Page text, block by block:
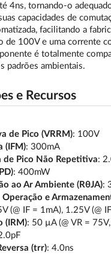
4ns, tornando-o
capacidades de
facilitando a
de 100V e uma corrente
é totalmente
padrões ambientais.
e Recursos
de Pico (VRRM): 100V
(IFM): 300mA
Pico Não Repetitiva:
: 400mW
ao Ar Ambiente (RθJA):
e
(@ IF = 1mA), 1.25V (@
(IRM): 50 µA (@ VR =
(trr): 4.0ns